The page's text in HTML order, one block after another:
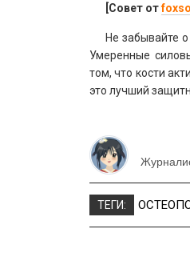
[Совет от
Не забывайте
Умеренные
том, что кости
это лучший
ТЕГИ: